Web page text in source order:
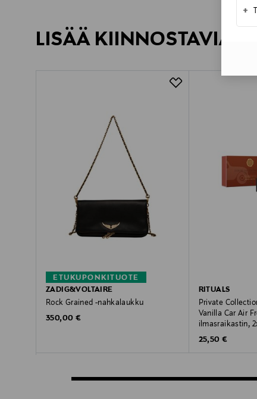
+
LISÄÄ KIINNOSTAVIA
ETUKUPONKITUOTE
ZADIG&VOLTAIRE
Rock Grained -nahkalaukku
Original Price
350,00 €
RITUALS
Private
Vanilla Car Air
ilmasraikastin,
Original Price
25,50 €